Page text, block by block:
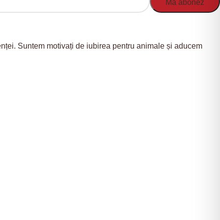
Suntem motivați de iubirea pentru animale și aducem